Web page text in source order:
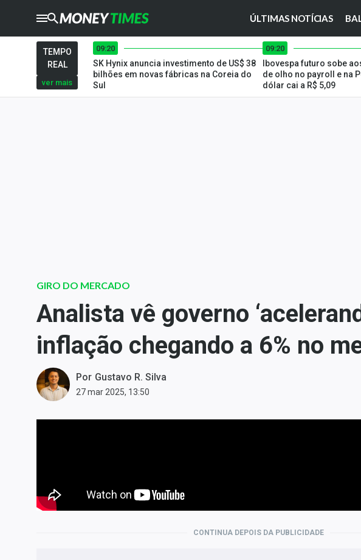
ÚLTIMAS NOTÍCIAS
CRYPTOTIMES
TIMES
Ibovespa
Carteiras Recomendadas
Central de Dividendos
Central de Fundos
Imobiliários
Central dos IPOs
Renda Fixa
Finanças Pessoais
Colunas
TEMPO
REAL
ver mais
09:20
SK Hynix anuncia investimento de US$ 38
bilhões em novas fábricas na Coreia do
Sul
09:20
Ibovespa futuro sobe
de olho no payroll e na
dólar cai a R$ 5,09
GIRO DO MERCADO
Analista vê governo
inflação chegando a 6% no
Por Gustavo R. Silva
27 mar 2025, 13:50
CONTINUA DEPOIS DA PUBLICIDADE